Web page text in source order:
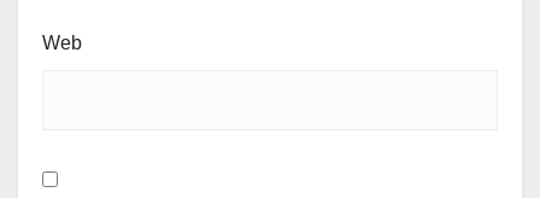
Web